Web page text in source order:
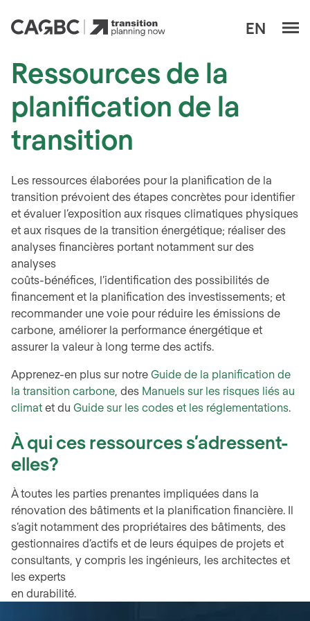
EN
Ressources de la
planification de la
transition
Les ressources élaborées pour la planification de la
transition prévoient des étapes concrètes pour identifier
et évaluer l’exposition aux risques climatiques physiques
et aux risques de la transition énergétique; réaliser des
analyses financières portant notamment sur des
analyses
coûts-bénéfices, l’identification des possibilités de
financement et la planification des investissements; et
recommander une voie pour réduire les émissions de
carbone, améliorer la performance énergétique et
assurer la valeur à long terme des actifs.
Apprenez-en plus sur notreGuide de la planification de
la transition carbone, des Manuels sur les risques liés au
climat et duGuide sur les codes et les réglementations.
À qui ces ressources s’adressent-
elles?
À toutes les parties prenantes impliquées dans la
rénovation des bâtiments et la planification financière. Il
s’agit notamment des propriétaires des bâtiments, des
gestionnaires d’actifs et de leurs équipes de projets et
consultants, y compris les ingénieurs, les architectes et
les experts
en durabilité.